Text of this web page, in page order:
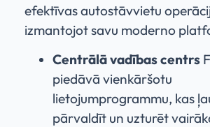
efektīvas autostāvvietu
izmantojot savu moderno
Centrālā vadības centrs
piedāvā vienkāršotu
lietojumprogrammu, kas
pārvaldīt un uzturēt